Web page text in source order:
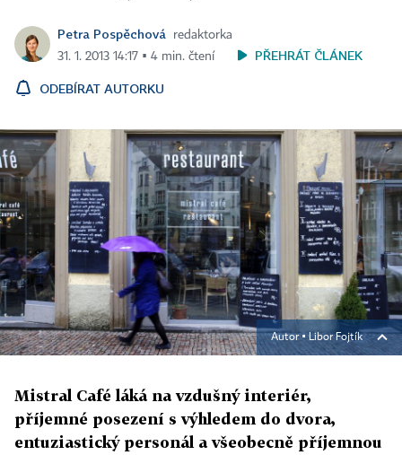
Petra Pospěchová
redaktorka
31. 1. 2013 14:17 ▪ 4 min. čtení
PŘEHRÁT ČLÁNEK
ODEBÍRAT AUTORKU
Autor ▪Libor Fojtík
Mistral Café láká na vzdušný interiér,
příjemné posezení s výhledem do dvora,
entuziastický personál a všeobecně příjemnou